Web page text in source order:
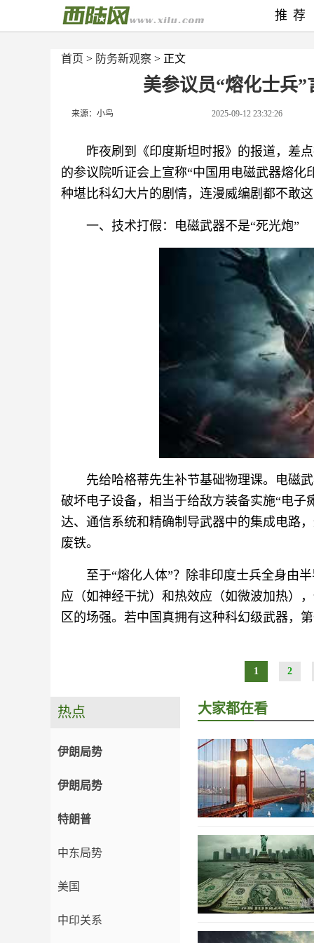
首页 > 防务新观察 > 正文
美参议员“熔化士兵
来源：小鸟 2025-09-12 23:32:26
昨夜刷到《印度斯坦时报》的报道，差
的参议院听证会上宣称“中国用电磁武器熔
种堪比科幻大片的剧情，连漫威编剧都不敢
一、技术打假：电磁武器不是“死光炮”
先给哈格蒂先生补节基础物理课。电磁
破坏电子设备，相当于给敌方装备实施“电
达、通信系统和精确制导武器中的集成电路
废铁。
至于“熔化人体”？除非印度士兵全身由
应（如神经干扰）和热效应（如微波加热）
区的场强。若中国真拥有这种科幻级武器，
1 2
推荐
热点
伊朗局势
伊朗局势
特朗普
中东局势
美国
中印关系
大家都在看